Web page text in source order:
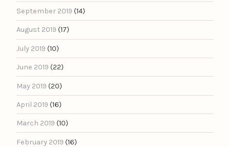
September 2019 (14)
August 2019 (17)
July 2019 (10)
June 2019 (22)
May 2019 (20)
April 2019 (16)
March 2019 (10)
February 2019 (16)